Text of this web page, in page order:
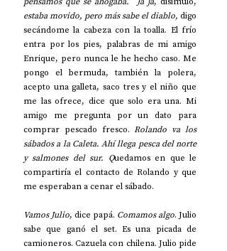
estaba movido, pero más sabe el diablo, digo
secándome la cabeza con la toalla. El frío
entra por los pies, palabras de mi amigo
Enrique, pero nunca le he hecho caso. Me
pongo el bermuda, también la polera,
acepto una galleta, saco tres y el niño que
me las ofrece, dice que solo era una. Mi
amigo me pregunta por un dato para
comprar pescado fresco. Rolando va los
sábados a la Caleta. Ahí llega pesca del norte
y salmones del sur. Quedamos en que le
compartiría el contacto de Rolando y que
me esperaban a cenar el sábado.
Vamos Julio, dice papá. Comamos algo. Julio
sabe que ganó el set. Es una picada de
camioneros. Cazuela con chilena. Julio pide